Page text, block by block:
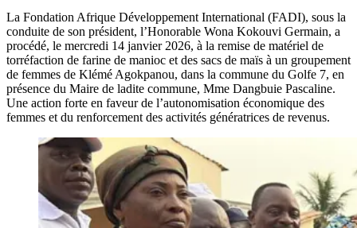
Message
La Fondation Afrique Développement International (FADI), sous la
conduite de son président, l’Honorable Wona Kokouvi Germain, a
procédé, le mercredi 14 janvier 2026, à la remise de matériel de
torréfaction de farine de manioc et des sacs de maïs à un groupement
de femmes de Klémé Agokpanou, dans la commune du Golfe 7, en
présence du Maire de ladite commune, Mme Dangbuie Pascaline.
Une action forte en faveur de l’autonomisation économique des
femmes et du renforcement des activités génératrices de revenus.